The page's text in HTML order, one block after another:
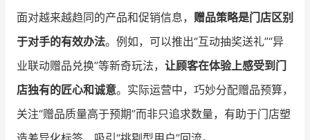
面对越来越趋同的产品和促销信息， 赠品策略是门店区别
于对手的有效办法。例如，可以推出“互动抽奖送礼”“异
业联动赠品兑换”等新奇玩法， 让顾客在体验上感受到门
店独有的匠心和诚意。实际运营中，巧妙分配赠品预算，
关注“赠品质量高于预期”而非只追求数量，有助于门店塑